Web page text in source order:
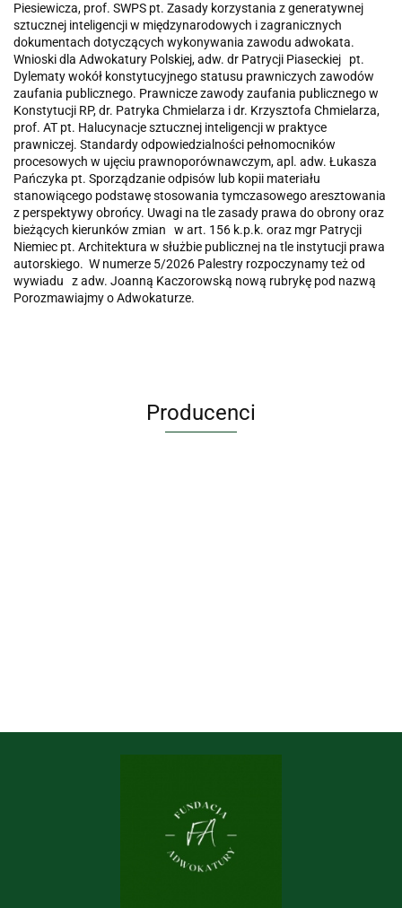
Piesiewicza, prof. SWPS pt. Zasady korzystania z generatywnej
sztucznej inteligencji w międzynarodowych i zagranicznych
dokumentach dotyczących wykonywania zawodu adwokata.
Wnioski dla Adwokatury Polskiej, adw. dr Patrycji Piaseckiej pt.
Dylematy wokół konstytucyjnego statusu prawniczych zawodów
zaufania publicznego. Prawnicze zawody zaufania publicznego w
Konstytucji RP, dr. Patryka Chmielarza i dr. Krzysztofa Chmielarza,
prof. AT pt. Halucynacje sztucznej inteligencji w praktyce
prawniczej. Standardy odpowiedzialności pełnomocników
procesowych w ujęciu prawnoporównawczym, apl. adw. Łukasza
Pańczyka pt. Sporządzanie odpisów lub kopii materiału
stanowiącego podstawę stosowania tymczasowego aresztowania
z perspektywy obrońcy. Uwagi na tle zasady prawa do obrony oraz
bieżących kierunków zmian w art. 156 k.p.k. oraz mgr Patrycji
Niemiec pt. Architektura w służbie publicznej na tle instytucji prawa
autorskiego. W numerze 5/2026 Palestry rozpoczynamy też od
wywiadu z adw. Joanną Kaczorowską nową rubrykę pod nazwą
Porozmawiajmy o Adwokaturze.
Producenci